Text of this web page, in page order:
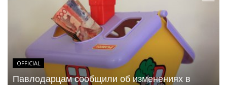
OFFICIAL
Павлодарцам сообщили об изменениях в